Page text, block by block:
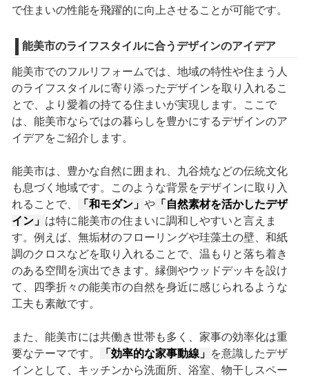
で住まいの性能を飛躍的に向上させることが可能です。
能美市のライフスタイルに合うデザインのアイデア
能美市でのフルリフォームでは、地域の特性や住まう人
のライフスタイルに寄り添ったデザインを取り入れるこ
とで、より愛着の持てる住まいが実現します。ここで
は、能美市ならではの暮らしを豊かにするデザインのア
イデアをご紹介します。
能美市は、豊かな自然に囲まれ、九谷焼などの伝統文化
も息づく地域です。このような背景をデザインに取り入
れることで、
「和モダン」 や「自然素材を活かしたデザ
イン」 は特に能美市の住まいに調和しやすいと言えま
す。例えば、無垢材のフローリングや珪藻土の壁、和紙
調のクロスなどを取り入れることで、温もりと落ち着き
のある空間を演出できます。縁側やウッドデッキを設け
て、四季折々の能美市の自然を身近に感じられるような
工夫も素敵です。
また、能美市には共働き世帯も多く、家事の効率化は重
要なテーマです。
「効率的な家事動線」 を意識したデザ
インとして、キッチンから洗面所、浴室、物干しスペー